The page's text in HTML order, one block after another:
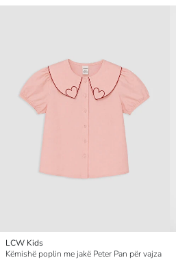
LCW Kids
Këmishë poplin me jakë Peter Pan për vajza